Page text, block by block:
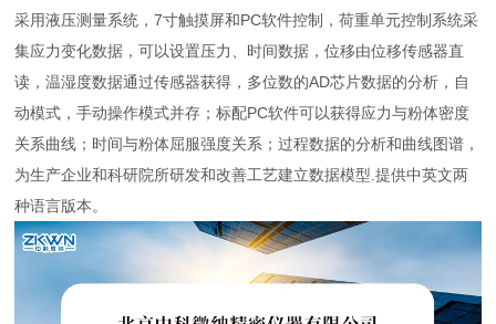
采用液压测量系统，7寸触摸屏和PC软件控制，荷重单元控制系统采
集应力变化数据，可以设置压力、时间数据，位移由位移传感器直
读，温湿度数据通过传感器获得，多位数的AD芯片数据的分析，自
动模式，手动操作模式并存；标配PC软件可以获得应力与粉体密度
关系曲线；时间与粉体屈服强度关系；过程数据的分析和曲线图谱，
为生产企业和科研院所研发和改善工艺建立数据模型.提供中英文两
种语言版本。